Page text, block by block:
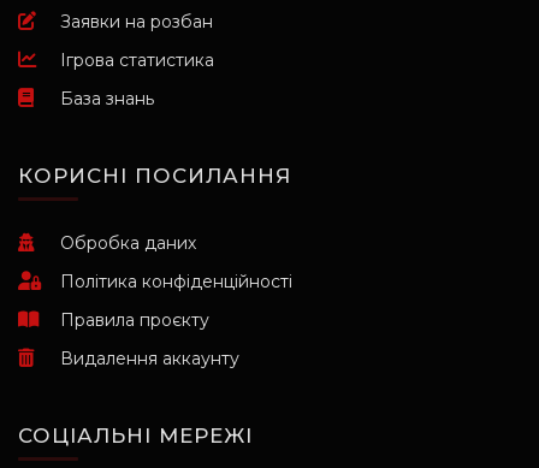
Заявки на розбан
Ігрова статистика
База знань
КОРИСНІ ПОСИЛАННЯ
Обробка даних
Політика конфіденційності
Правила проєкту
Видалення аккаунту
СОЦІАЛЬНІ МЕРЕЖІ